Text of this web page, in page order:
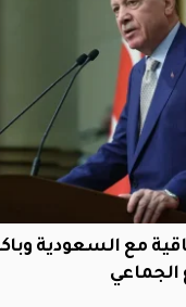
مع السعودية
الجماعي